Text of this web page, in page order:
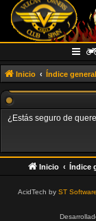
Inicio Índice general
¿Estás seguro de
Inicio Índice
AcidTech by ST Software